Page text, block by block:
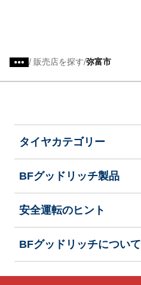
/ 販売店を探す 弥富市
タイヤカテゴリー
BFグッドリッチ製品
安全運転のヒント
BFグッドリッチについて